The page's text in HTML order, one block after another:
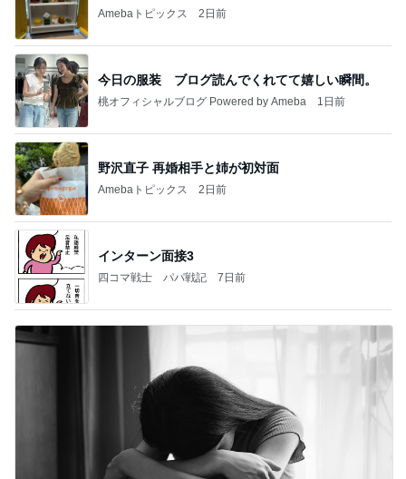
Amebaトピックス 2日前
今日の服装 ブログ読んでくれてて嬉しい瞬間。
桃オフィシャルブログ Powered by Ameba 1日前
野沢直子 再婚相手と姉が初対面
Amebaトピックス 2日前
インターン面接3
四コマ戦士 パパ戦記 7日前